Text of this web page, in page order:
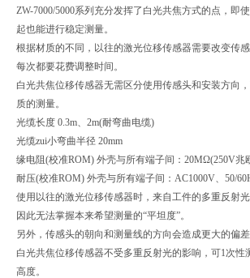
ZW-7000/5000系列充分发挥了白光共焦方式的点，即
起也能进行稳定测量。
根据材质的不同，以往的激光位移传感器需要改变传
每次都要花费调整时间。
白光共焦位移传感器无需区分使用传感头和安装方向
质的测量。
光缆长度 0.3m、2m(耐弯曲电缆)
光缆zui小弯曲半径 20mm
缘电阻(校准ROM) 外壳与所有端子间：20MΩ(250V兆
耐压(校准ROM) 外壳与所有端子间：AC1000V、50/
使用以往的激光位移传感器时，来自工件的多重反射
因此无法掌握本来希望测量的“平坦度”。
另外，传感头的朝向和测量线的方向会造成更大的偏差
白光共焦位移传感器不受多重反射光的影响，可1次性
高度。